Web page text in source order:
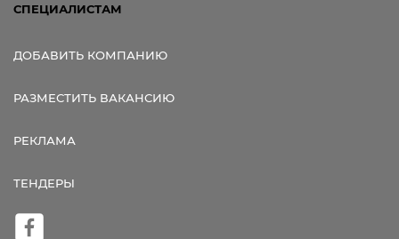
СПЕЦИАЛИСТАМ
ДОБАВИТЬ КОМПАНИЮ
РАЗМЕСТИТЬ ВАКАНСИЮ
РЕКЛАМА
ТЕНДЕРЫ